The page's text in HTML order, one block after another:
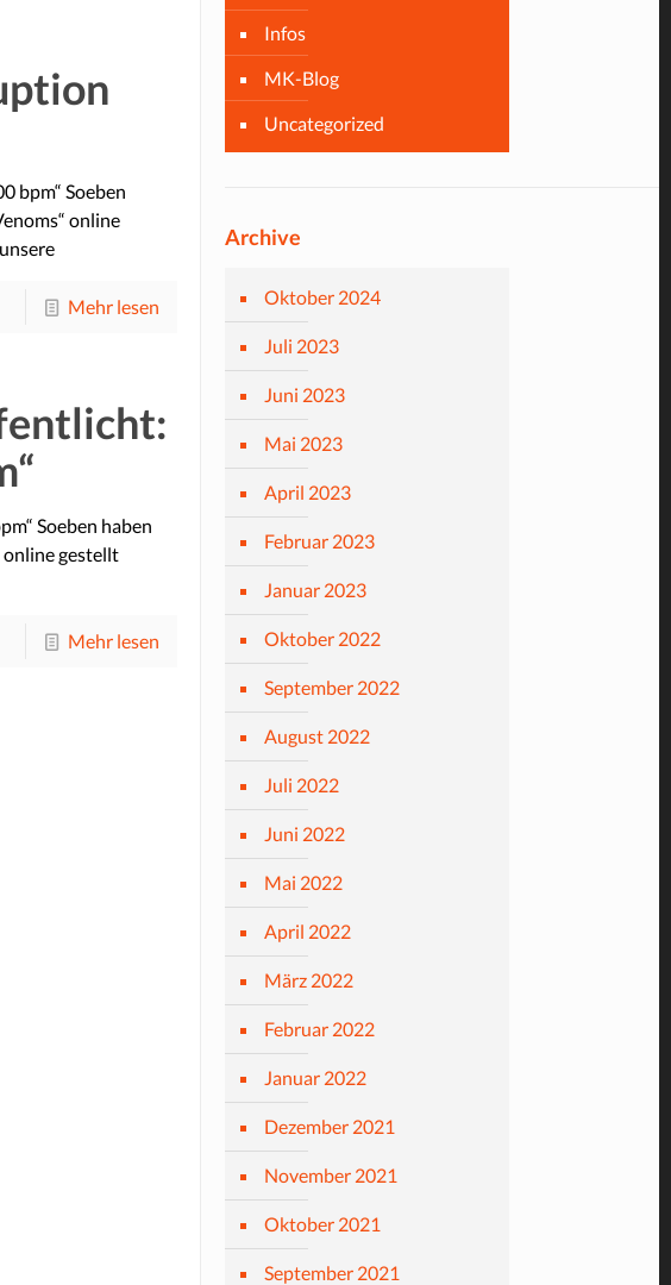
bpm“ Soeben
online
Mehr lesen
Soeben haben
online gestellt
Mehr lesen
Infos
MK-Blog
Uncategorized
Archive
Oktober 2024
Juli 2023
Juni 2023
Mai 2023
April 2023
Februar 2023
Januar 2023
Oktober 2022
September 2022
August 2022
Juli 2022
Juni 2022
Mai 2022
April 2022
März 2022
Februar 2022
Januar 2022
Dezember 2021
November 2021
Oktober 2021
September 2021